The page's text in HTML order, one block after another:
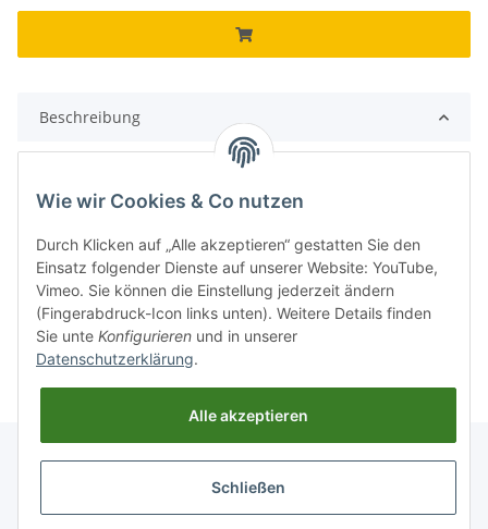
Beschreibung
Abziehdiamant (1/7 ct) passend für Blademaster
Schleifmaschinen.
Wie wir Cookies & Co nutzen
Durch Klicken auf „Alle akzeptieren“ gestatten Sie den
Einsatz folgender Dienste auf unserer Website: YouTube,
Vimeo. Sie können die Einstellung jederzeit ändern
(Fingerabdruck-Icon links unten). Weitere Details finden
Sie unte Konfigurieren und in unserer
Datenschutzerklärung.
Alle akzeptieren
Schließen